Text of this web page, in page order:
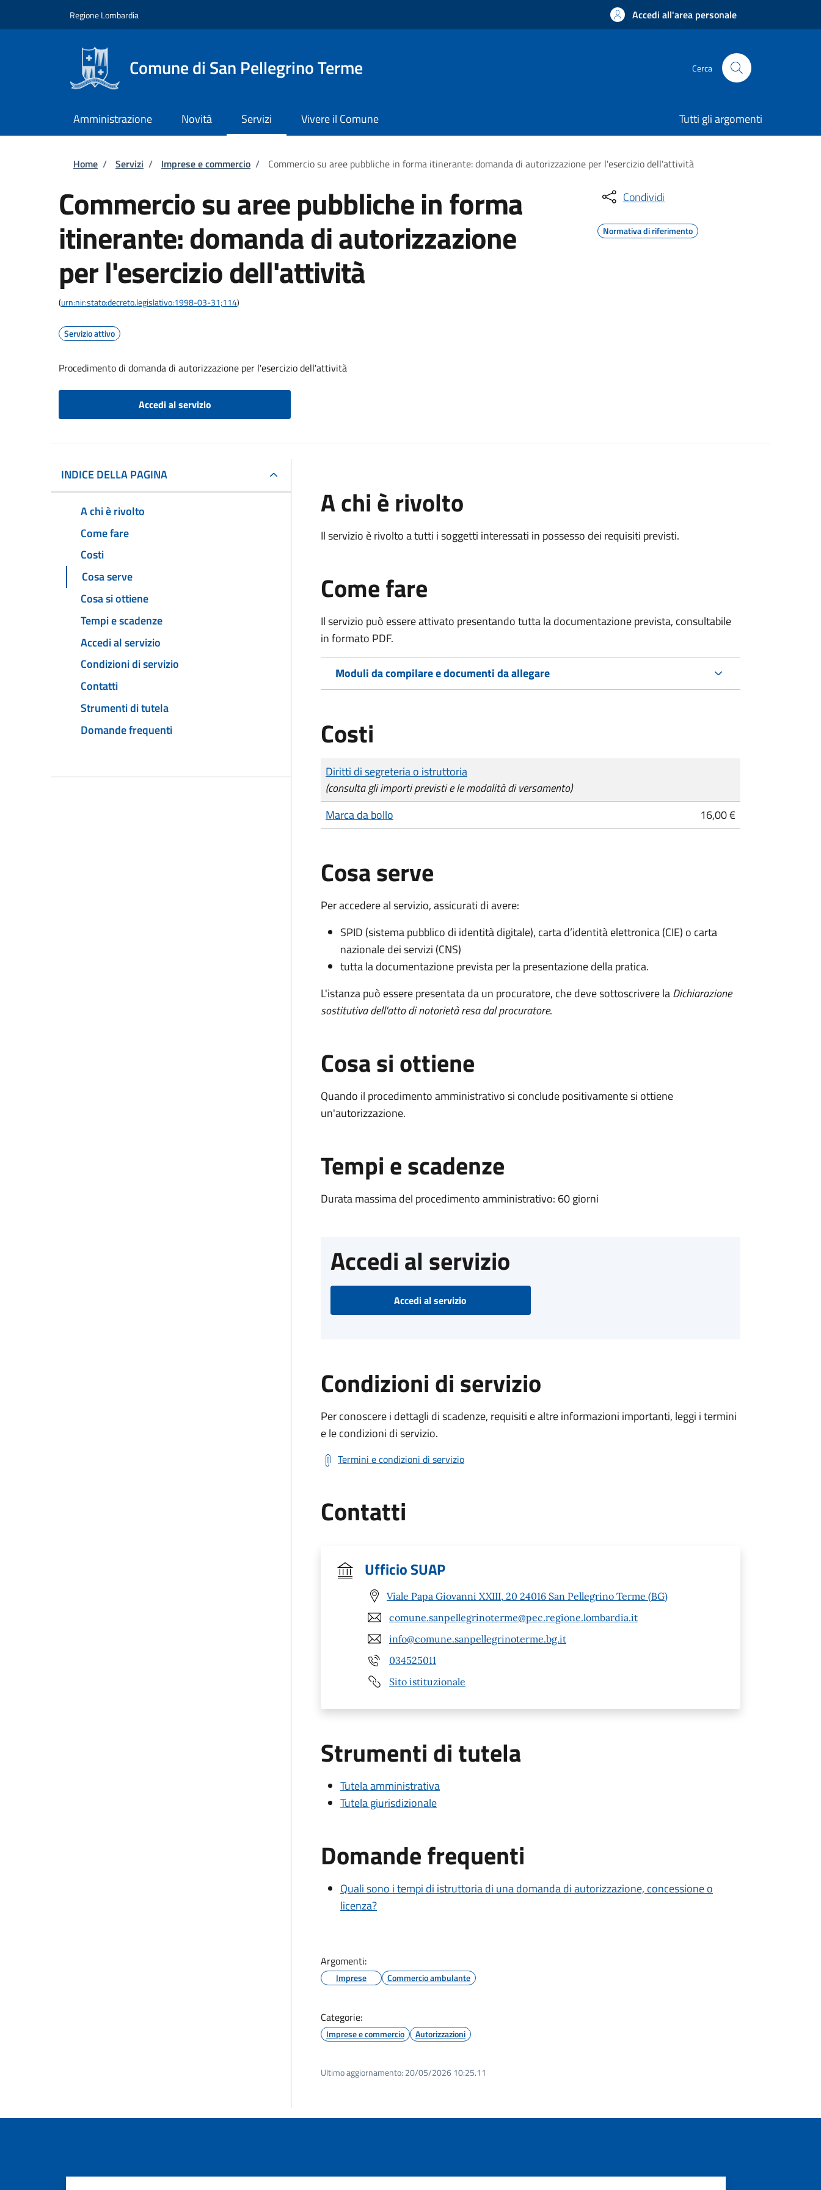
Regione Lombardia Accedi all'area personale
Comune di San Pellegrino Terme Cerca
Amministrazione Novità Servizi Vivere il Comune Tutti gli argomenti
Briciole di pane
Home / Servizi / Imprese e commercio / Commercio su aree pubbliche in forma itinerante: domanda di autorizzazione per l'esercizio dell'attività
Commercio su aree pubbliche in forma
itinerante: domanda di autorizzazione
per l'esercizio dell'attività
(urn:nir:stato:decreto.legislativo:1998-03-31;114)
Servizio attivo
Procedimento di domanda di autorizzazione per l'esercizio dell'attività
Accedi al servizio
Condividi
Normativa di riferimento
INDICE DELLA PAGINA
A chi è rivolto
Come fare
Costi
Cosa serve
Cosa si ottiene
Tempi e scadenze
Accedi al servizio
Condizioni di servizio
Contatti
Strumenti di tutela
Domande frequenti
A chi è rivolto
Il servizio è rivolto a tutti i soggetti interessati in possesso dei requisiti previsti.
Come fare
Il servizio può essere attivato presentando tutta la documentazione prevista, consultabile
in formato PDF.
Moduli da compilare e documenti da allegare
Costi
Tipo di pagamento
Importo
Diritti di segreteria o istruttoria
(consulta gli importi previsti e le modalità di versamento)
Marca da bollo
16,00 €
Cosa serve
Per accedere al servizio, assicurati di avere:
SPID (sistema pubblico di identità digitale), carta d’identità elettronica (CIE) o carta
nazionale dei servizi (CNS)
tutta la documentazione prevista per la presentazione della pratica.
L'istanza può essere presentata da un procuratore, che deve sottoscrivere laDichiarazione
sostitutiva dell'atto di notorietà resa dal procuratore.
Cosa si ottiene
Quando il procedimento amministrativo si conclude positivamente si ottiene
un'autorizzazione.
Tempi e scadenze
Durata massima del procedimento amministrativo: 60 giorni
Accedi al servizio
Accedi al servizio
Condizioni di servizio
Per conoscere i dettagli di scadenze, requisiti e altre informazioni importanti, leggi i termini
e le condizioni di servizio.
Termini e condizioni di servizio
Contatti
Ufficio SUAP
Viale Papa Giovanni XXIII, 20 24016 San Pellegrino Terme (BG)
comune.sanpellegrinoterme@pec.regione.lombardia.it
info@comune.sanpellegrinoterme.bg.it
034525011
Sito istituzionale
Strumenti di tutela
Tutela amministrativa
Tutela giurisdizionale
Domande frequenti
Quali sono i tempi di istruttoria di una domanda di autorizzazione, concessione o
licenza?
Argomenti:
Imprese Commercio ambulante
Categorie:
Imprese e commercio Autorizzazioni
Ultimo aggiornamento: 20/05/2026 10:25.11